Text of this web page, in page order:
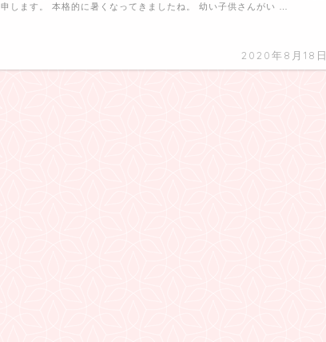
2020年8月18日
申します。 本格的に暑くなってきましたね。 幼い子供さんがい …